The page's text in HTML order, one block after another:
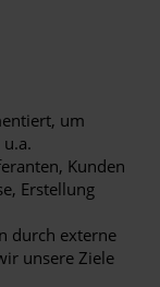
um
Kunden
Erstellung
durch externe
unsere Ziele